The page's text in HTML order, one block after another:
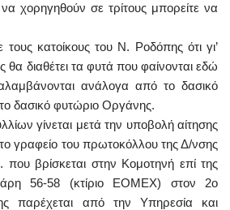
χορηγηθούν σε τρίτους μπορείτε να
κατοίκους του Ν. Ροδόπης ότι γι’
διαθέτει τα φυτά που φαίνονται εδώ
ανάλογα από το δασικό
δασικό φυτώριο Οργάνης.
γίνεται μετά την υποβολή αίτησης
γραφείο του πρωτοκόλλου της Δ/νσης
βρίσκεται στην Κομοτηνή επί της
56-58 (κτίριο ΕΟΜΕΧ) στον 2ο
παρέχεται από την Υπηρεσία και